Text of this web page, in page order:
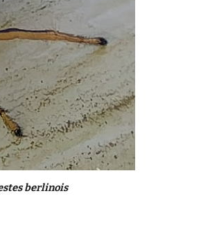
berlinois